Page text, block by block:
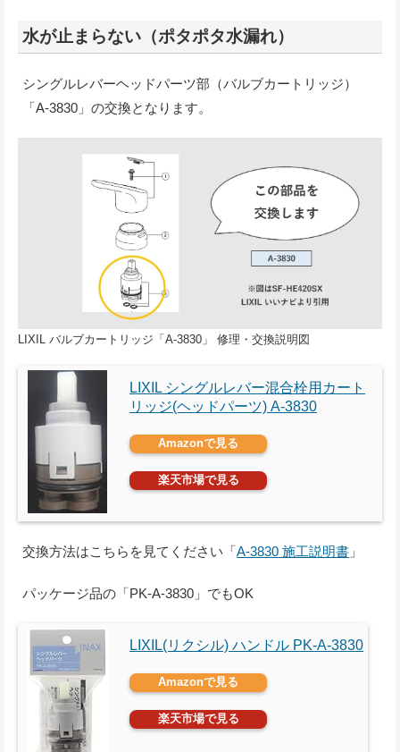
水が止まらない（ポタポタ水漏れ）
シングルレバーヘッドパーツ部（バルブカートリッジ）
「A-3830」の交換となります。
LIXIL バルブカートリッジ「A-3830」 修理・交換説明図
LIXIL シングルレバー混合栓用カート
リッジ(ヘッドパーツ) A-3830
Amazonで見る
楽天市場で見る
交換方法はこちらを見てください「A-3830 施工説明書 」
パッケージ品の「PK-A-3830」でもOK
LIXIL(リクシル) ハンドル PK-A-3830
Amazonで見る
楽天市場で見る